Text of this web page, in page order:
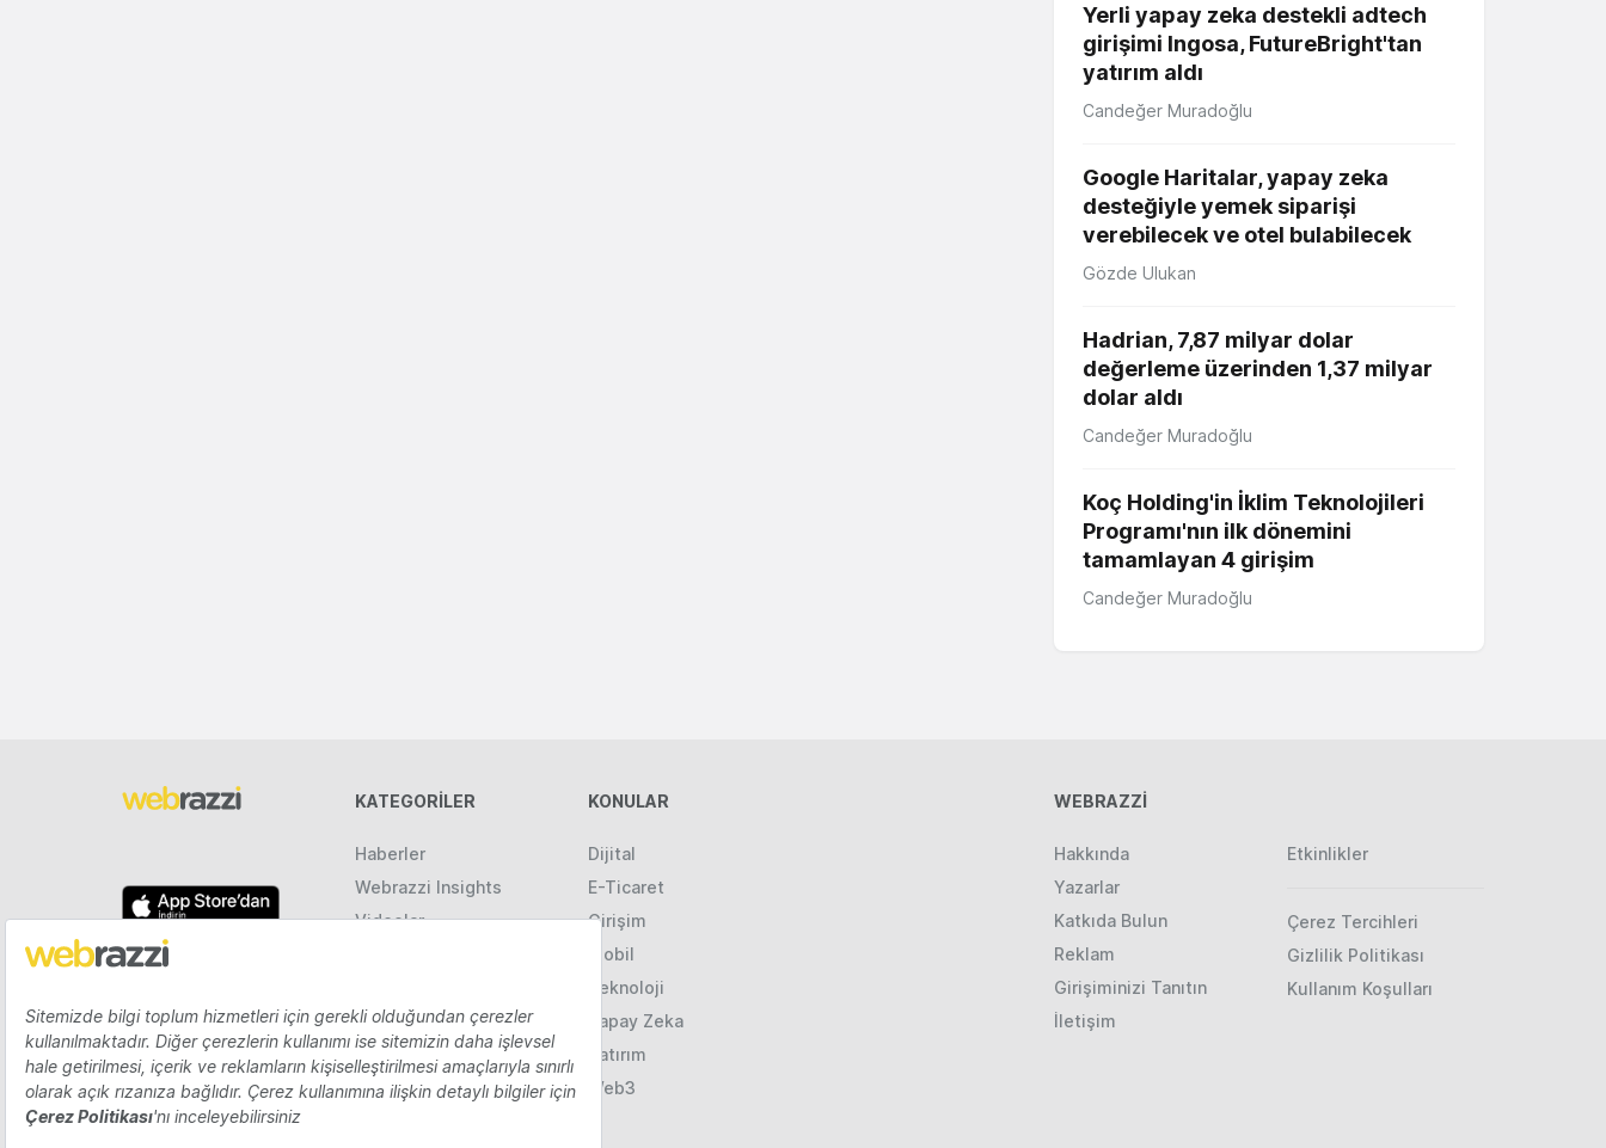
Yerli yapay zeka destekli adtech
girişimi Ingosa, FutureBright'tan
yatırım aldı
Candeğer Muradoğlu
Google Haritalar, yapay zeka
desteğiyle yemek siparişi
verebilecek ve otel bulabilecek
Gözde Ulukan
Hadrian, 7,87 milyar dolar
değerleme üzerinden 1,37 milyar
dolar aldı
Candeğer Muradoğlu
Koç Holding'in İklim Teknolojileri
Programı'nın ilk dönemini
tamamlayan 4 girişim
Candeğer Muradoğlu
KATEGORILER
Haberler
Webrazzi Insights
Videolar
KONULAR
Dijital
E-Ticaret
Girişim
Mobil
Teknoloji
Yapay Zeka
Yatırım
Web3
WEBRAZZİ
Hakkında
Yazarlar
Katkıda Bulun
Reklam
Girişiminizi Tanıtın
İletişim
Etkinlikler
Çerez Tercihleri
Gizlilik Politikası
Kullanım Koşulları